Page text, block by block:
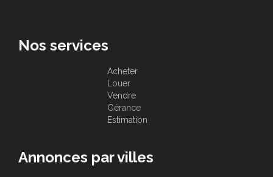
Nos services
Acheter
Louer
Vendre
Gérance
Estimation
Annonces par villes